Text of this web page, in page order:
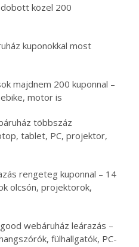
közel 200
kuponokkal most
majdnem 200 kuponnal –
motor is
többszáz
tablet, PC, projektor,
rengeteg kuponnal – 14
olcsón, projektorok,
webáruház leárazás –
fülhallgatók, PC-